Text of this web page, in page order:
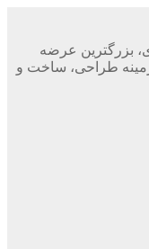
بزرگترین عرضه
زمینه طراحی، ساخت و